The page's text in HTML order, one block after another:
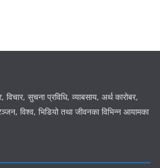
विचार, सुचना प्रविधि, व्याबसाय, अर्थ कारोबर,
विश्व, भिडियो तथा जीवनका विभिन्न आयामका